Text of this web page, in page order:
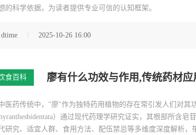
的科学依据，为读者提供专业可信的认知框架。
dtime 2025-10-26 16:00
食百科 廖有什么功效与作用,传统药材应
医药传统中，"廖"作为独特药用植物的存在常引发人们对其
）通过现代药理学研究证实，其根部所含皂
研究、适宜人群、食用方法、配伍禁忌等多维度深度解析，